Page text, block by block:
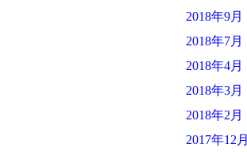
2018年9月
2018年7月
2018年4月
2018年3月
2018年2月
2017年12月